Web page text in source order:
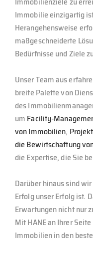
Immobilie einzigartig
Herangehensweise
maßgeschneiderte
Bedürfnisse und Ziele
Unser Team aus
breite Palette von
des
um Facility-
von Immobilien,
die Bewirtschaftung
die Expertise, die Sie
Darüber hinaus sind
Erfolg unser Erfolg ist.
Erwartungen nicht nur
Mit HANE an Ihrer
Immobilien in den